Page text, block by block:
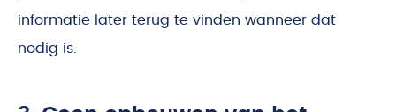
informatie later terug te vinden wanneer dat
nodig is.